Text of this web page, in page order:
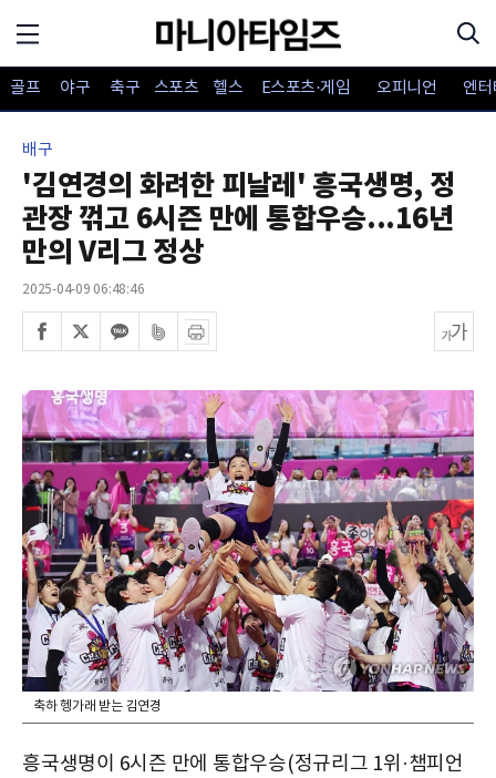
골프 야구 축구 스포츠 헬스 E스포츠·게임 오피니언 엔
배구
'김연경의 화려한 피날레' 흥국생명, 정
관장 꺾고 6시즌 만에 통합우승...16년
만의 V리그 정상
2025-04-09 06:48:46
축하 헹가래 받는 김연경
흥국생명이 6시즌 만에 통합우승(정규리그 1위·챔피언